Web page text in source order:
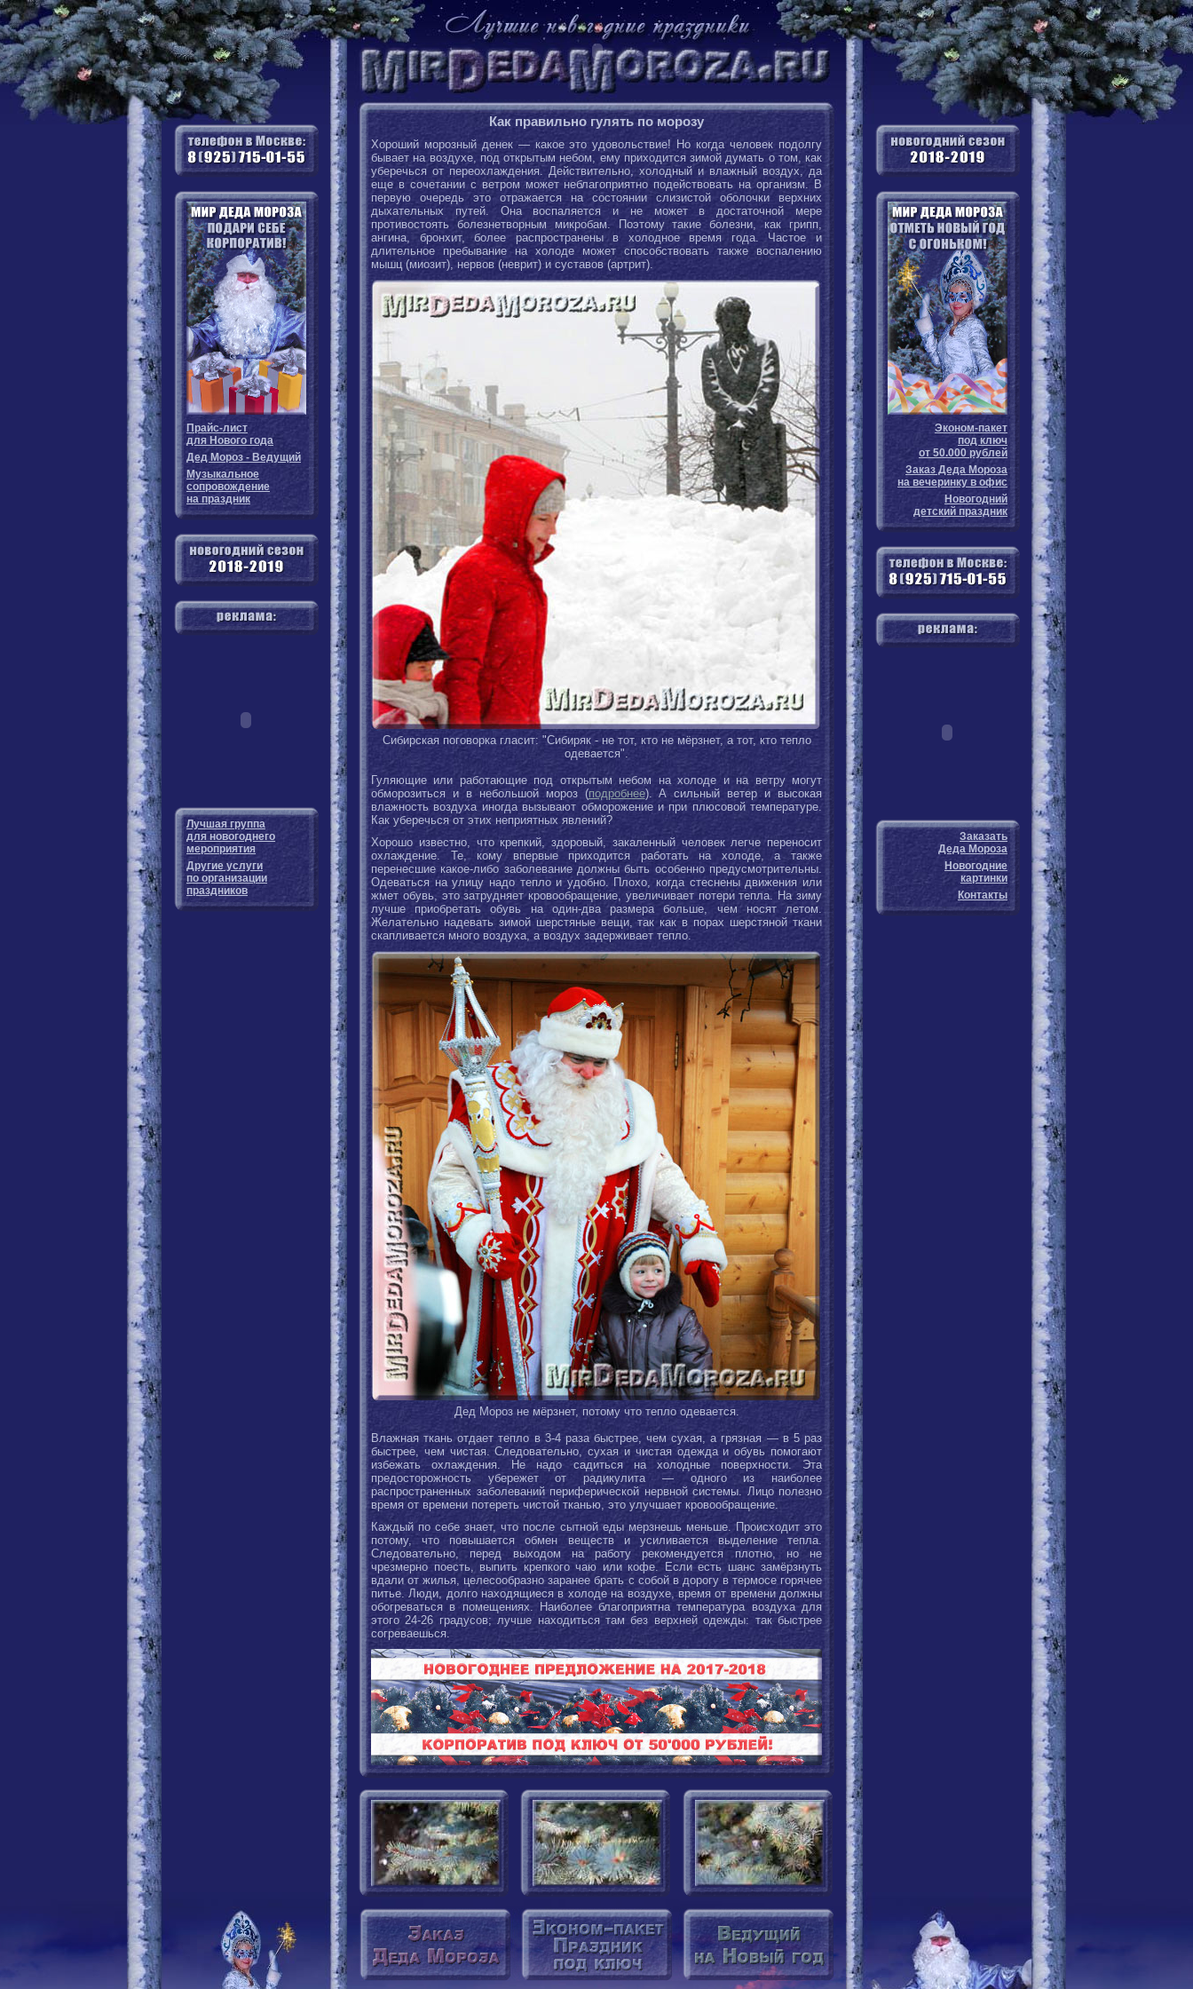
Прайс-лист
для Нового года
Дед Мороз - Ведущий
Музыкальное
сопровождение
на праздник
Лучшая группа
для новогоднего
мероприятия
Другие услуги
по организации
праздников
Как правильно гулять по морозу
Хороший морозный денек — какое это удовольствие! Но когда человек подолгу
бывает на воздухе, под открытым небом, ему приходится зимой думать о том, как
уберечься от переохлаждения. Действительно, холодный и влажный воздух, да
еще в сочетании с ветром может неблагоприятно подействовать на организм. В
первую очередь это отражается на состоянии слизистой оболочки верхних
дыхательных путей. Она воспаляется и не может в достаточной мере
противостоять болезнетворным микробам. Поэтому такие болезни, как грипп,
ангина, бронхит, более распространены в холодное время года. Частое и
длительное пребывание на холоде может способствовать также воспалению
мышц (миозит), нервов (неврит) и суставов (артрит).
Сибирская поговорка гласит: "Сибиряк - не тот, кто не мёрзнет, а тот, кто тепло
одевается".
Гуляющие или работающие под открытым небом на холоде и на ветру могут
обморозиться и в небольшой мороз (подробнее). А сильный ветер и высокая
влажность воздуха иногда вызывают обморожение и при плюсовой температуре.
Как уберечься от этих неприятных явлений?
Хорошо известно, что крепкий, здоровый, закаленный человек легче переносит
охлаждение. Те, кому впервые приходится работать на холоде, а также
перенесшие какое-либо заболевание должны быть особенно предусмотрительны.
Одеваться на улицу надо тепло и удобно. Плохо, когда стеснены движения или
жмет обувь, это затрудняет кровообращение, увеличивает потери тепла. На зиму
лучше приобретать обувь на один-два размера больше, чем носят летом.
Желательно надевать зимой шерстяные вещи, так как в порах шерстяной ткани
скапливается много воздуха, а воздух задерживает тепло.
Дед Мороз не мёрзнет, потому что тепло одевается.
Влажная ткань отдает тепло в 3-4 раза быстрее, чем сухая, а грязная — в 5 раз
быстрее, чем чистая. Следовательно, сухая и чистая одежда и обувь помогают
избежать охлаждения. Не надо садиться на холодные поверхности. Эта
предосторожность убережет от радикулита — одного из наиболее
распространенных заболеваний периферической нервной системы. Лицо полезно
время от времени потереть чистой тканью, это улучшает кровообращение.
Каждый по себе знает, что после сытной еды мерзнешь меньше. Происходит это
потому, что повышается обмен веществ и усиливается выделение тепла.
Следовательно, перед выходом на работу рекомендуется плотно, но не
чрезмерно поесть, выпить крепкого чаю или кофе. Если есть шанс замёрзнуть
вдали от жилья, целесообразно заранее брать с собой в дорогу в термосе горячее
питье. Люди, долго находящиеся в холоде на воздухе, время от времени должны
обогреваться в помещениях. Наиболее благоприятна температура воздуха для
этого 24-26 градусов; лучше находиться там без верхней одежды: так быстрее
согреваешься.
Эконом-пакет
под ключ
от 50.000 рублей
Заказ Деда Мороза
на вечеринку в офис
Новогодний
детский праздник
Заказать
Деда Мороза
Новогодние
картинки
Контакты